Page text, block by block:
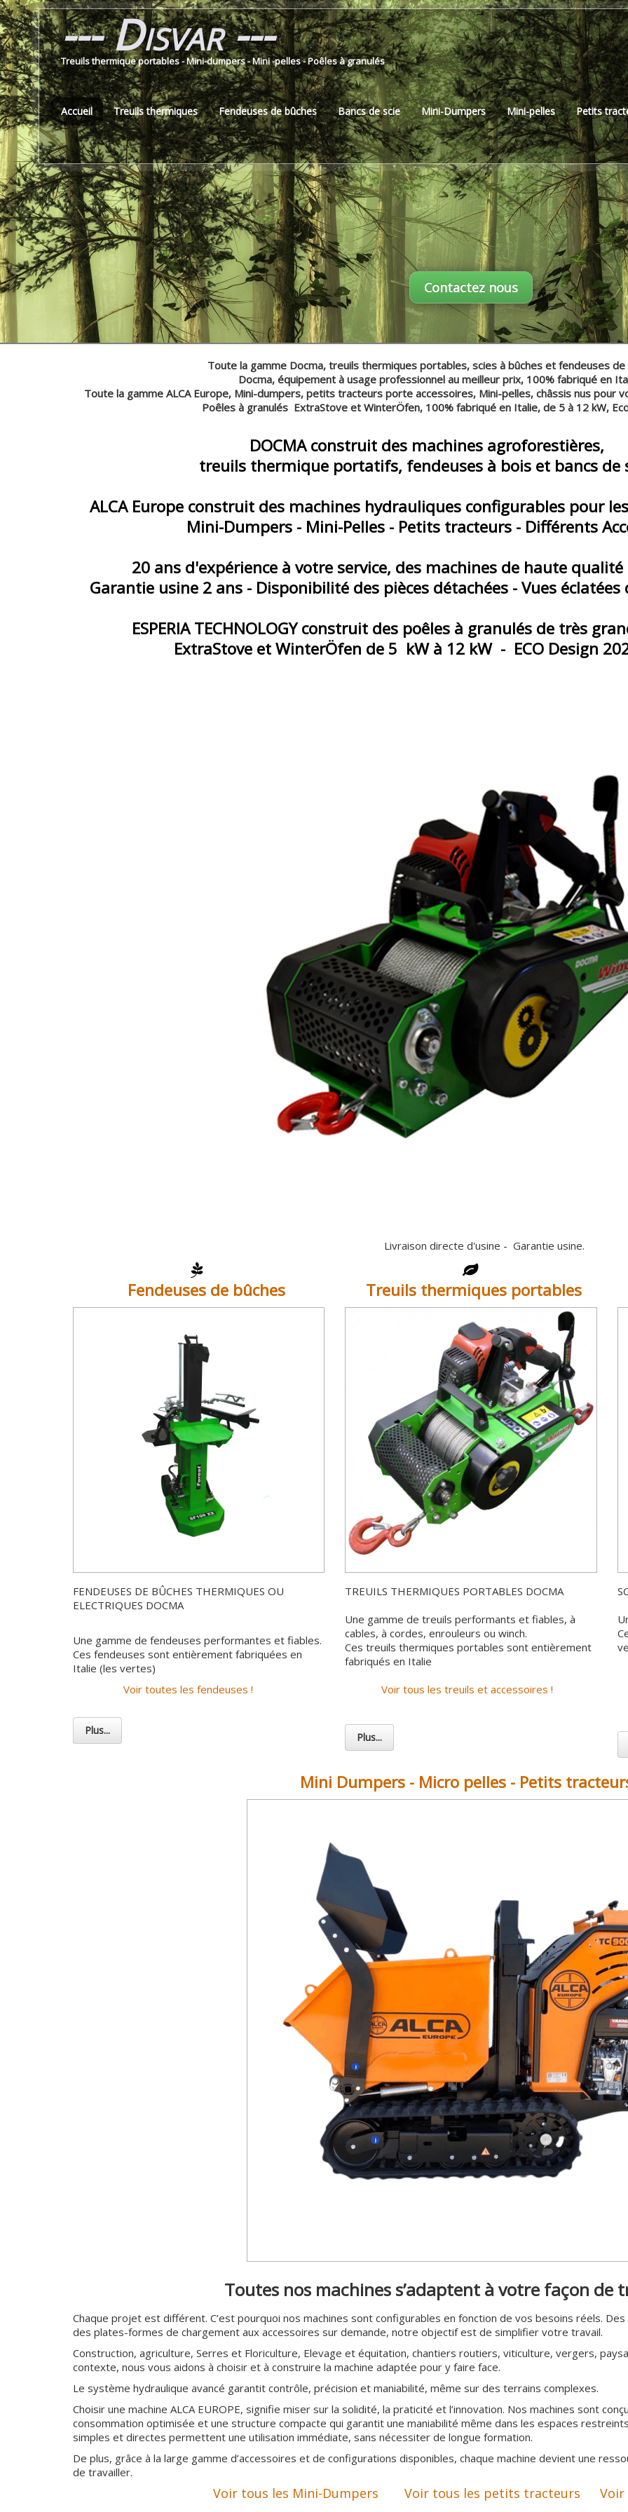
--- Disvar ---
Treuils thermique portables - Mini-dumpers - Mini -pelles - Poêles à granulés
Accueil Treuils thermiques Fendeuses de bûches Bancs de scie Mini-Dumpers Mini-pelles Petits
Contactez nous
Toute la gamme Docma, treuils thermiques portables, scies à bûches et fendeuses de
Docma, équipement à usage professionnel au meilleur prix, 100% fabriqué en
Toute la gamme ALCA Europe, Mini-dumpers, petits tracteurs porte accessoires, Mini-pelles, châssis nus pour
Poêles à granulés ExtraStove et WinterÖfen, 100% fabriqué en Italie, de 5 à 12 kW, Eco
DOCMA construit des machines agroforestières,
treuils thermique portatifs, fendeuses à bois et bancs de
ALCA Europe construit des machines hydrauliques configurables pour
Mini-Dumpers - Mini-Pelles - Petits tracteurs - Différents
20 ans d'expérience à votre service, des machines de haute qualité
Garantie usine 2 ans - Disponibilité des pièces détachées - Vues
ESPERIA TECHNOLOGY construit des poêles à granulés de très
ExtraStove et WinterÖfen de 5 kW à 12 kW -
Livraison directe d'usine - Garantie usine.
Fendeuses de bûches
FENDEUSES DE BÛCHES THERMIQUES OU
ELECTRIQUES DOCMA
Une gamme de fendeuses performantes et fiables.
Ces fendeuses sont entièrement fabriquées en
Italie (les vertes)
Voir toutes les fendeuses !
Plus...
Treuils thermiques portables
TREUILS THERMIQUES PORTABLES DOCMA
Une gamme de treuils performants et fiables, à
cables, à cordes, enrouleurs ou winch.
Ces treuils thermiques portables sont entièrement
fabriqués en Italie
Voir tous les treuils et accessoires !
Plus...
Mini Dumpers - Micro pelles - Petits
Toutes nos machines s’adaptent à votre façon de
Chaque projet est différent. C’est pourquoi nos machines sont configurables en fonction de vos besoins réels.
des plates-formes de chargement aux accessoires sur demande, notre objectif est de simplifier votre travail.
Construction, agriculture, Serres et Floriculture, Elevage et équitation, chantiers routiers, viticulture, vergers,
contexte, nous vous aidons à choisir et à construire la machine adaptée pour y faire face.
Le système hydraulique avancé garantit contrôle, précision et maniabilité, même sur des terrains complexes.
Choisir une machine ALCA EUROPE, signifie miser sur la solidité, la praticité et l’innovation. Nos machines sont
consommation optimisée et une structure compacte qui garantit une maniabilité même dans les espaces
simples et directes permettent une utilisation immédiate, sans nécessiter de longue formation.
De plus, grâce à la large gamme d’accessoires et de configurations disponibles, chaque machine devient une
Voir tous les Mini-Dumpers Voir tous les petits tracteurs Voir
Poêles à granulés - Extrastove - 100% Made in
Véritable meuble, à intégrer au style de l'environnement, le poêle à granulés est adaptable aussi bien aux
pellets peuvent satisfaire tout le monde.
Les poêles à granulés, un chauffage pratique et économique. Poêle à granulés ExtraStove et WinterÖfen 100%
Tous les poêles à granulés
Plus...
PAIEMENTS SÉCURISÉS